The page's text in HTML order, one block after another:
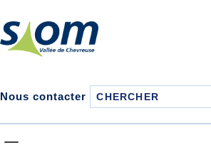
Nous contacter